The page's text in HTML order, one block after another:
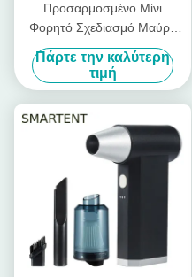
Προσαρμοσμένο Μίνι
Φορητό Σχεδιασμό Μαύρη
Τσέπη Χειροκίνητος Βίαιο
Turbo Fan Τελική λύση
ψύξης Για Προσαρμοσμένες
ανάγκες
Πάρτε την καλύτερη
τιμή